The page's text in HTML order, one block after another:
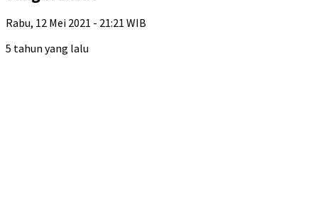
Rabu, 12 Mei 2021 - 21:21 WIB
5 tahun yang lalu